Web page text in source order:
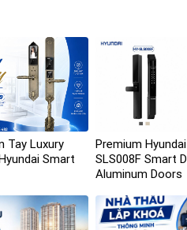
Tay Luxury
Smart
Premium
SLS008F Smart
Aluminum Doors